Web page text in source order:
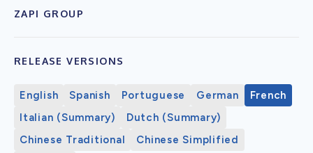
ZAPI GROUP
RELEASE VERSIONS
English Spanish Portuguese German
French
Italian (Summary)
Dutch (Summary)
Chinese Traditional
Chinese Simplified